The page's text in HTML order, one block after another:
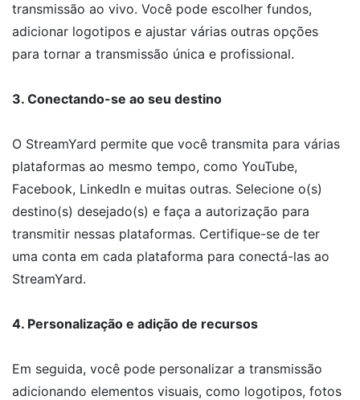
transmissão ao vivo. Você pode escolher fundos,
adicionar logotipos e ajustar várias outras opções
para tornar a transmissão única e profissional.
3. Conectando-se ao seu destino
O StreamYard permite que você transmita para várias
plataformas ao mesmo tempo, como YouTube,
Facebook, LinkedIn e muitas outras. Selecione o(s)
destino(s) desejado(s) e faça a autorização para
transmitir nessas plataformas. Certifique-se de ter
uma conta em cada plataforma para conectá-las ao
StreamYard.
4. Personalização e adição de recursos
Em seguida, você pode personalizar a transmissão
adicionando elementos visuais, como logotipos, fotos